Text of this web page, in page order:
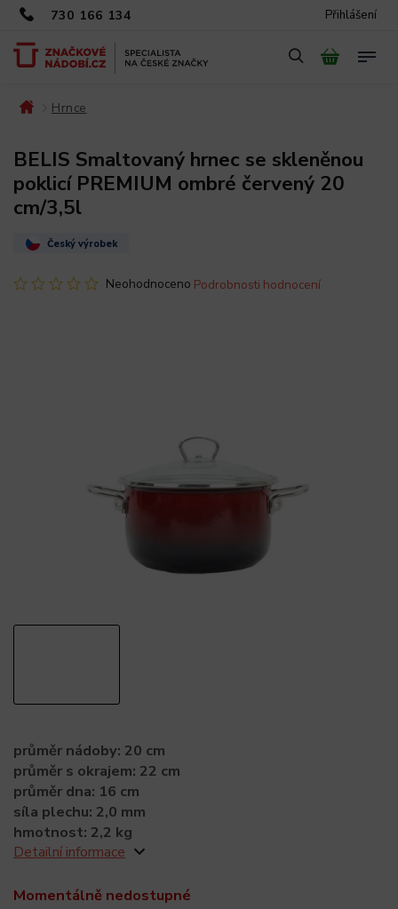
730 166 134 Přihlášení
Hrnce
BELIS Smaltovaný hrnec se skleněnou
poklicí PREMIUM ombré červený 20
cm/3,5l
Český výrobek
Neohodnoceno Podrobnosti hodnocení
Momentálně nedostupné
průměr nádoby: 20 cm
průměr s okrajem: 22 cm
průměr dna: 16 cm
síla plechu: 2,0 mm
hmotnost: 2,2 kg
Detailní informace